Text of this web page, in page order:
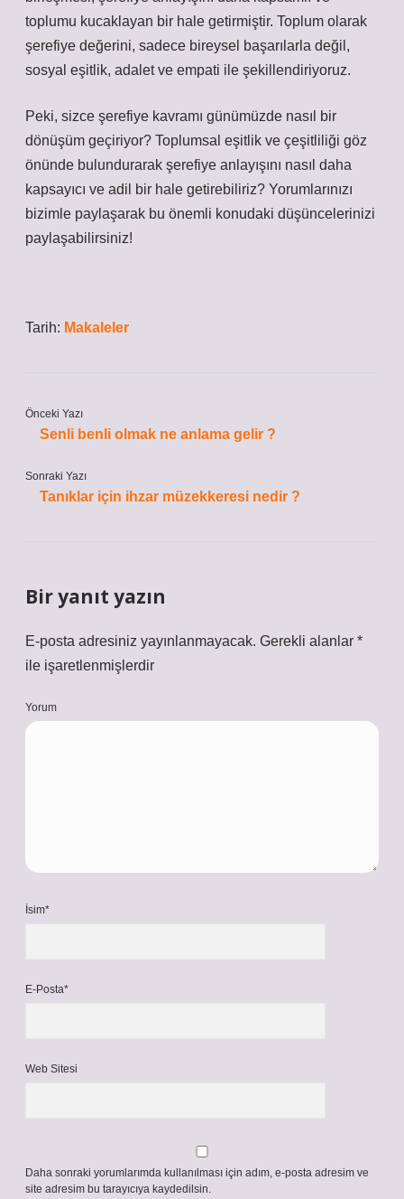
toplumu kucaklayan bir hale getirmiştir. Toplum olarak
şerefiye değerini, sadece bireysel başarılarla değil,
sosyal eşitlik, adalet ve empati ile şekillendiriyoruz.
Peki, sizce şerefiye kavramı günümüzde nasıl bir
dönüşüm geçiriyor? Toplumsal eşitlik ve çeşitliliği göz
önünde bulundurarak şerefiye anlayışını nasıl daha
kapsayıcı ve adil bir hale getirebiliriz? Yorumlarınızı
bizimle paylaşarak bu önemli konudaki düşüncelerinizi
paylaşabilirsiniz!
Tarih: Makaleler
Önceki Yazı
Senli benli olmak ne anlama gelir ?
Sonraki Yazı
Tanıklar için ihzar müzekkeresi nedir ?
Bir yanıt yazın
E-posta adresiniz yayınlanmayacak. Gerekli alanlar *
ile işaretlenmişlerdir
Yorum
İsim*
E-Posta*
Web Sitesi
Daha sonraki yorumlarımda kullanılması için adım, e-posta adresim ve
site adresim bu tarayıcıya kaydedilsin.